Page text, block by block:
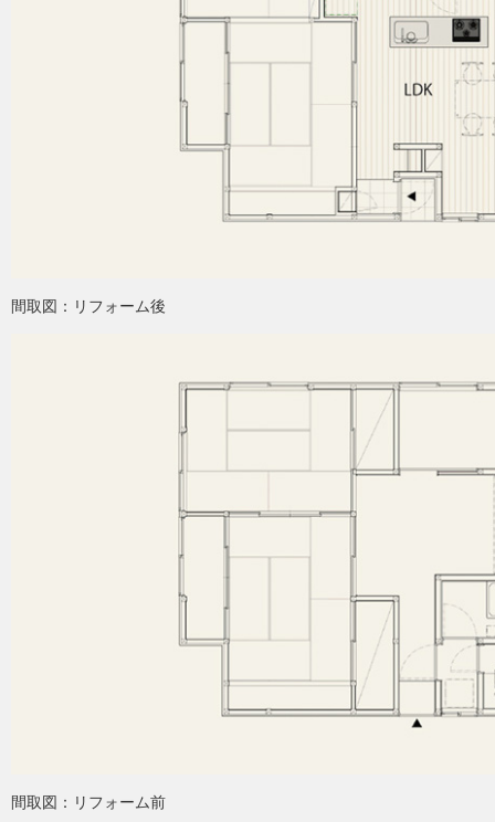
間取図：リフォーム後
間取図：リフォーム前